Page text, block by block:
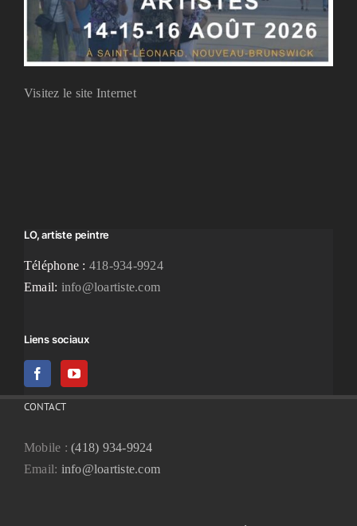
Visitez le site Internet
LO, artiste peintre
Téléphone : 418-934-9924
Email: info@loartiste.com
Liens sociaux
CONTACT
Mobile :(418) 934-9924
Email: info@loartiste.com